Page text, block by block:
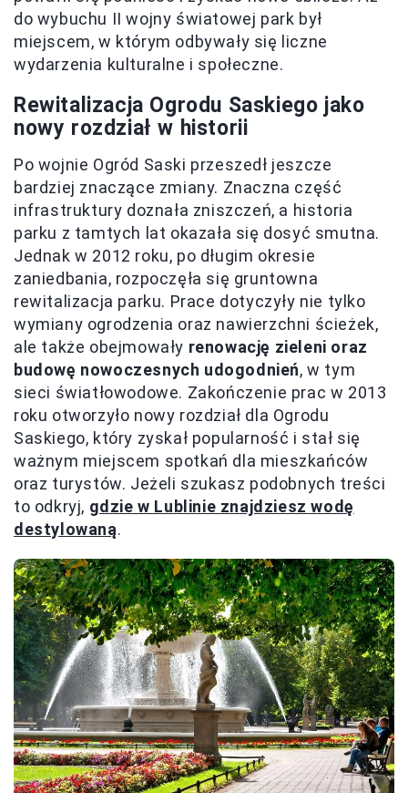
do wybuchu II wojny światowej park był
miejscem, w którym odbywały się liczne
wydarzenia kulturalne i społeczne.
Rewitalizacja Ogrodu Saskiego jako
nowy rozdział w historii
Po wojnie Ogród Saski przeszedł jeszcze
bardziej znaczące zmiany. Znaczna część
infrastruktury doznała zniszczeń, a historia
parku z tamtych lat okazała się dosyć smutna.
Jednak w 2012 roku, po długim okresie
zaniedbania, rozpoczęła się gruntowna
rewitalizacja parku. Prace dotyczyły nie tylko
wymiany ogrodzenia oraz nawierzchni ścieżek,
ale także obejmowały renowację zieleni oraz
budowę nowoczesnych udogodnień, w tym
sieci światłowodowe. Zakończenie prac w 2013
roku otworzyło nowy rozdział dla Ogrodu
Saskiego, który zyskał popularność i stał się
ważnym miejscem spotkań dla mieszkańców
oraz turystów. Jeżeli szukasz podobnych treści
to odkryj, gdzie w Lublinie znajdziesz wodę
destylowaną.